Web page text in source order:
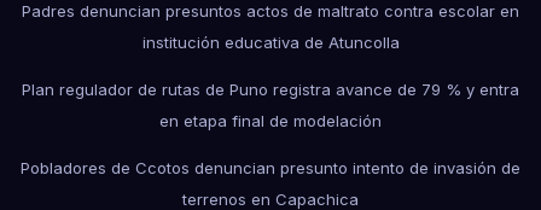
Padres denuncian presuntos actos de maltrato contra escolar en
institución educativa de Atuncolla
Plan regulador de rutas de Puno registra avance de 79 % y entra
en etapa final de modelación
Pobladores de Ccotos denuncian presunto intento de invasión de
terrenos en Capachica